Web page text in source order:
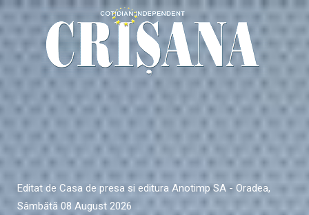
Editat de Casa de presa si editura Anotimp SA - Oradea,
Sâmbătă 08 August 2026